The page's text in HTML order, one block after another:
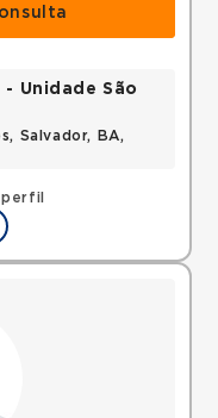
Unidade São
Salvador, BA,